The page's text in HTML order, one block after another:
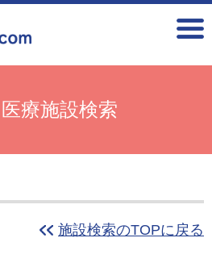
医療施設検索
施設検索のTOPに戻る